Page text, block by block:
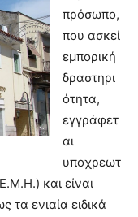
πρόσωπο,
που ασκεί
εμπορική
δραστηρι
ότητα,
εγγράφετ
αι
υποχρεωτ
και είναι
τα ενιαία ειδικά